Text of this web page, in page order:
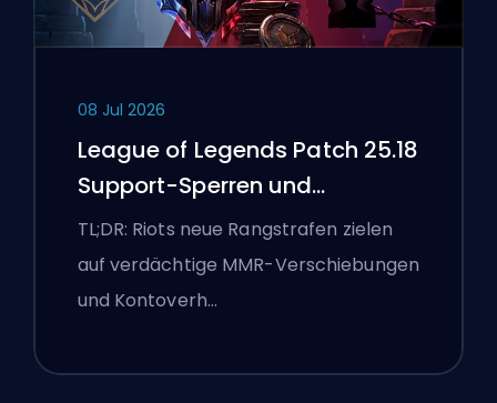
08 Jul 2026
League of Legends Patch 25.18
Support-Sperren und
Boosting-Flaggen
TL;DR: Riots neue Rangstrafen zielen
auf verdächtige MMR-Verschiebungen
und Kontoverh…